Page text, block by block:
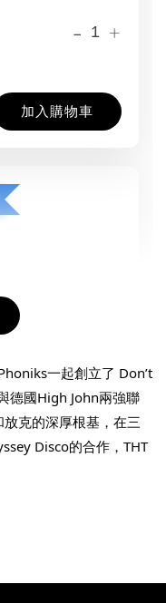
- +
加入購物車
加入購物車
一起創立了 Don’t
德國High John兩強聯
克的深厚根基，在三
Disco的合作，THT